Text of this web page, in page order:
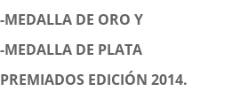
-MEDALLA DE ORO Y
-MEDALLA DE PLATA
PREMIADOS EDICIÓN 2014.